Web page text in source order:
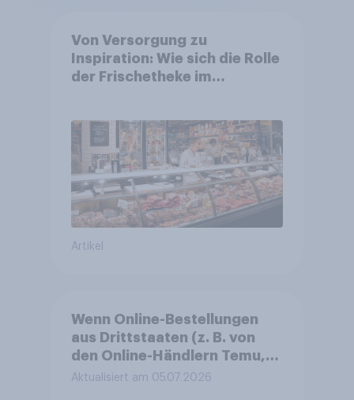
Von Versorgung zu
Inspiration: Wie sich die Rolle
der Frischetheke im
Artikel
Wenn Online-Bestellungen
aus Drittstaaten (z. B. von
den Online-Händlern Temu,
AliExpress oder Shein)
Aktualisiert am 05.07.2026